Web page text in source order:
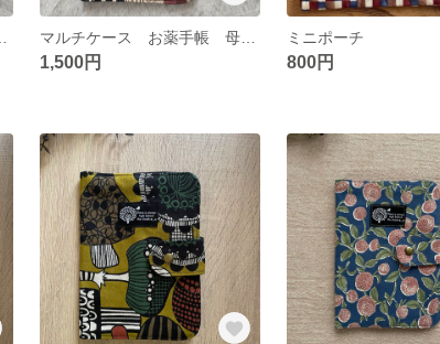
マルチケース お薬手帳 母子手帳 通帳ケース
1,500円
ミニポーチ
800円